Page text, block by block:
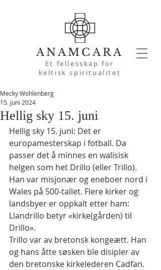
ANAMCARA
Et fellesskap for
keltisk spiritualitet
Hellig sky 15. juni
Mecky Wohlenberg
15. juni 2024
Hellig sky 15. juni: Det er
europamesterskap i fotball. Da
passer det å minnes en walisisk
helgen som het Drillo (eller Trillo).
Han var misjonær og eneboer nord i
Wales på 500-tallet. Flere kirker og
landsbyer er oppkalt etter ham:
Llandrillo betyr «kirke(gården) til
Drillo».
Trillo var av bretonsk kongeætt. Han
og hans åtte søsken ble disipler av
den bretonske kirkelederen Cadfan.